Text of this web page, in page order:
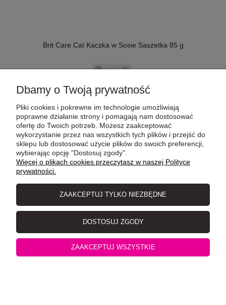
Brit Care Cat Kaczka w Sosie Saszetka 85 g
MAC's Kitten Indyk, wołowina i kaczka 200 g
Dbamy o Twoją prywatność
Pliki cookies i pokrewne im technologie umożliwiają
poprawne działanie strony i pomagają nam dostosować
ofertę do Twoich potrzeb. Możesz zaakceptować
wykorzystanie przez nas wszystkich tych plików i przejść do
sklepu lub dostosować użycie plików do swoich preferencji,
wybierając opcję "Dostosuj zgody".
Więcej o plikach cookies przeczytasz w naszej Polityce
prywatności.
ZAAKCEPTUJ TYLKO NIEZBĘDNE
DOSTOSUJ ZGODY
ZAAKCEPTUJ WSZYSTKIE